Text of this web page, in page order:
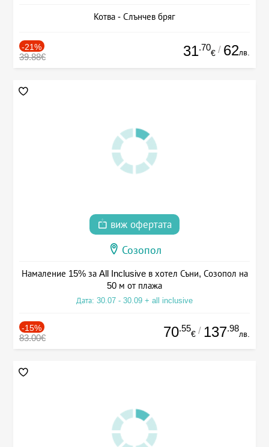
Котва - Слънчев бряг
-21%
39.88€ 31.70
€ / 62лв.
виж офертата
Созопол
Намаление 15% за All Inclusive в хотел Съни, Созопол на
50 м от плажа
Дата: 30.07 - 30.09 + all inclusive
-15%
83.00€ 70.55
€ / 137.98
лв.